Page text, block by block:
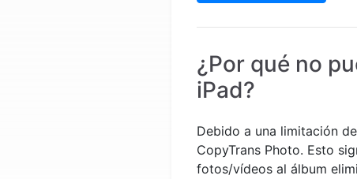
¿Por qué no
iPad?
Debido a una limitación
CopyTrans Photo. Esto
fotos/vídeos al álbum